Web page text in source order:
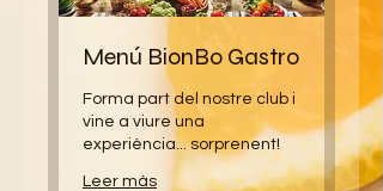
Menú BionBo Gastro
Forma part del nostre club i
vine a viure una
experiència... sorprenent!
Leer más